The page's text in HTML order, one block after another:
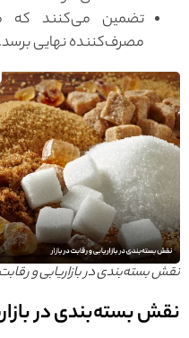
تضمین می‌کنند
مصرف‌کننده نهایی برسد.
نقش بسته‌بندی در بازاریابی و رقابت
نقش بسته‌بندی در